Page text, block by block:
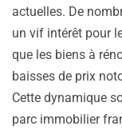
actuelles. De
un vif intérêt pour
que les biens à
baisses de prix
Cette dynamique
parc immobilier